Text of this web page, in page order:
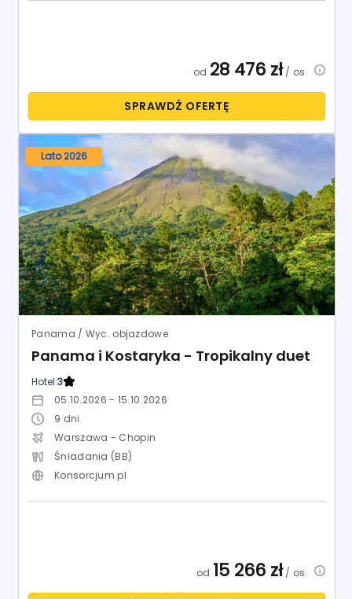
od 28 476 zł/ os.
SPRAWDŹ OFERTĘ
Lato 2026
Panama / Wyc. objazdowe
Panama i Kostaryka - Tropikalny duet
Hotel:3
05.10.2026 - 15.10.2026
9 dni
Warszawa - Chopin
Śniadania (BB)
Konsorcjum.pl
od 15 266 zł/ os.